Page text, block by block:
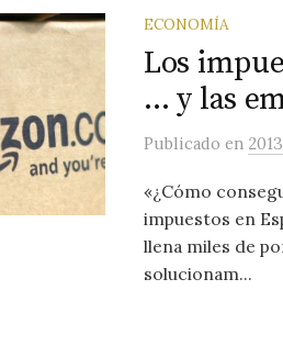
ECONOMÍA
Los
… y las
Publicado en
«¿Cómo
impuestos en
llena miles de
solucionam...